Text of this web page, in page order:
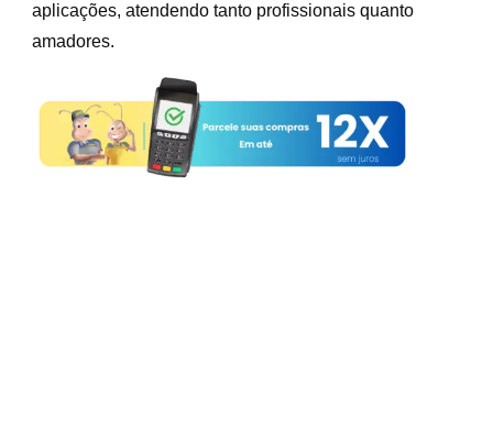
aplicações, atendendo tanto profissionais quanto
amadores.